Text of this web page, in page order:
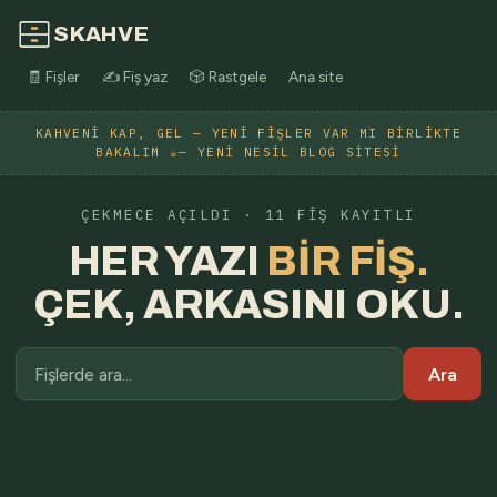
SKAHVE
🧾 Fişler ✍️ Fiş yaz 🎲 Rastgele Ana site
KAHVENI KAP, GEL — YENI FIŞLER VAR MI BIRLIKTE
BAKALIM ☕— YENI NESIL BLOG SITESI
ÇEKMECE AÇILDI · 11 FIŞ KAYITLI
HER YAZI
BIR FIŞ.
ÇEK, ARKASINI OKU.
Ara